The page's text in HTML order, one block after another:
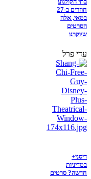
חוזרים ב-27
במאי, אלה
הסרטים
שיוקרנו
עדי פרל
דיסני+
במדיניות
חדשה? סרטים